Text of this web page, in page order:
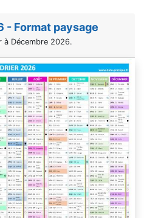
- Format paysage
à Décembre 2026.